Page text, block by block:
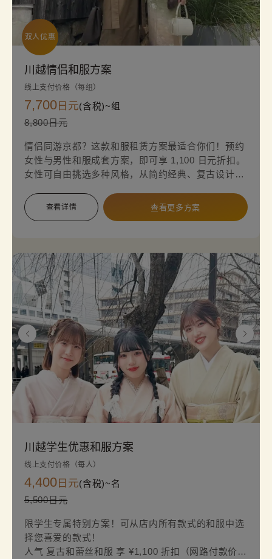
双人优惠
川越情侣和服方案
线上支付价格（每组）
7,700 日元(含税)~组
8,800日元
情侣同游京都？这款和服租赁方案最适合你们！预约
女性与男性和服成套方案，即可享 1,100 日元折扣。
女性可自由挑选多种风格，从简约经典、复古设计到
程更加浪漫难忘！
查看详情 查看更多方案
川越学生优惠和服方案
线上支付价格（每人）
4,400 日元(含税)~名
5,500日元
限学生专属特别方案！可从店内所有款式的和服中选
择您喜爱的款式！
人气 复古和蕾丝和服 享 ¥1,100 折扣（网路付款价格